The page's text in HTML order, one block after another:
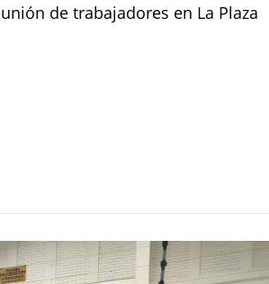
de trabajadores en La Plaza